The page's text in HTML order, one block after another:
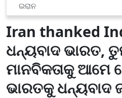
ଇରାନ
Iran thanked
ଧନ୍ୟବାଦ ଭାରତ,
ମାନବିକତାକୁ ଆମେ
ଭାରତକୁ ଧନ୍ୟବାଦ